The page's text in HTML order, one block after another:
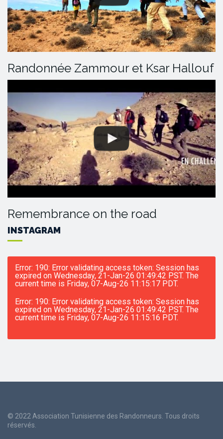
Randonnée Zammour et Ksar Hallouf
Remembrance on the road
INSTAGRAM
Error: 190: Error validating access token: Session has
expired on Wednesday, 21-Jan-26 01:49:42 PST. The
current time is Friday, 07-Aug-26 11:15:17 PDT.
Error: 190: Error validating access token: Session has
expired on Wednesday, 21-Jan-26 01:49:42 PST. The
current time is Friday, 07-Aug-26 11:15:16 PDT.
© 2022 Association Tunisienne des Randonneurs. Tous droits
réservés.